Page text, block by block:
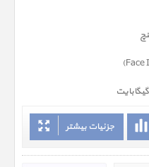
جزئیات بیشتر